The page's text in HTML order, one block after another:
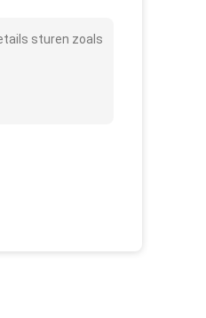
sturen zoals